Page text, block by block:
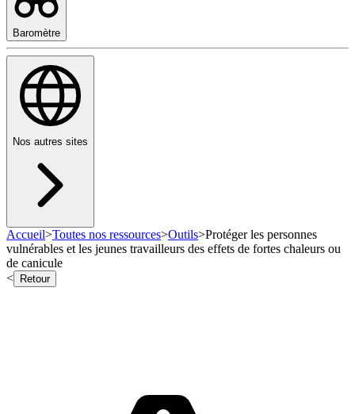
Baromètre
Nos autres sites
Accueil>Toutes nos ressources>Outils>Protéger les personnes
vulnérables et les jeunes travailleurs des effets de fortes chaleurs ou
de canicule
<
Retour